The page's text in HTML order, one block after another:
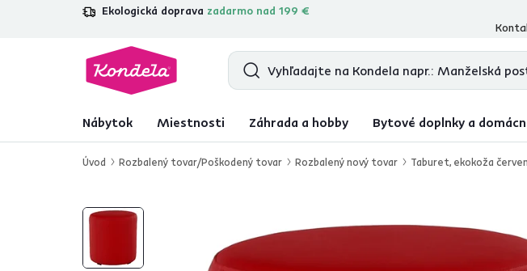
Ekologická doprava zadarmo nad 199 €
4,7 31 211overených produktových recenzií
Nábytok Miestnosti Záhrada a hobby Bytové doplnky a
Úvod Rozbalený tovar/Poškodený tovar Rozbalený nový tovar Taburet, ekokoža